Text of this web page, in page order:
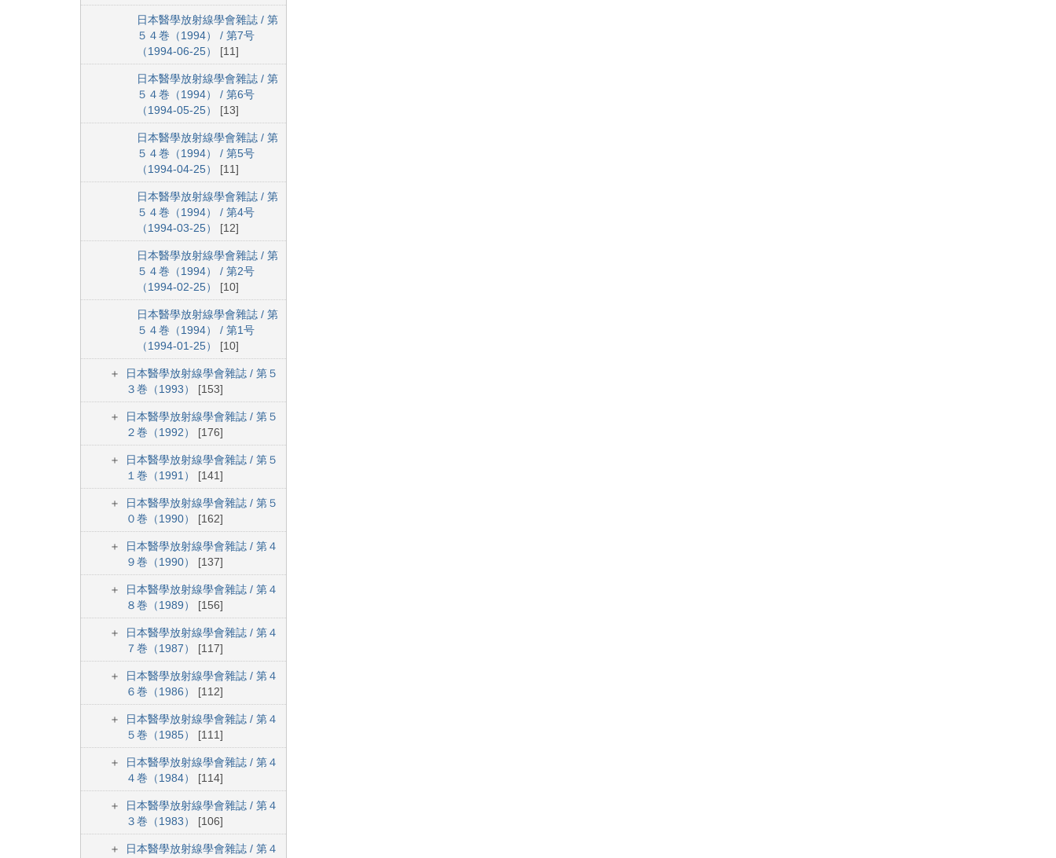
日本醫學放射線學會雜誌 / 第
５４巻（1994） / 第7号
（1994-06-25） [11]
日本醫學放射線學會雜誌 / 第
５４巻（1994） / 第6号
（1994-05-25） [13]
日本醫學放射線學會雜誌 / 第
５４巻（1994） / 第5号
（1994-04-25） [11]
日本醫學放射線學會雜誌 / 第
５４巻（1994） / 第4号
（1994-03-25） [12]
日本醫學放射線學會雜誌 / 第
５４巻（1994） / 第2号
（1994-02-25） [10]
日本醫學放射線學會雜誌 / 第
５４巻（1994） / 第1号
（1994-01-25） [10]
日本醫學放射線學會雜誌 / 第５
３巻（1993） [153]
日本醫學放射線學會雜誌 / 第５
２巻（1992） [176]
日本醫學放射線學會雜誌 / 第５
１巻（1991） [141]
日本醫學放射線學會雜誌 / 第５
０巻（1990） [162]
日本醫學放射線學會雜誌 / 第４
９巻（1990） [137]
日本醫學放射線學會雜誌 / 第４
８巻（1989） [156]
日本醫學放射線學會雜誌 / 第４
７巻（1987） [117]
日本醫學放射線學會雜誌 / 第４
６巻（1986） [112]
日本醫學放射線學會雜誌 / 第４
５巻（1985） [111]
日本醫學放射線學會雜誌 / 第４
４巻（1984） [114]
日本醫學放射線學會雜誌 / 第４
３巻（1983） [106]
日本醫學放射線學會雜誌 / 第４